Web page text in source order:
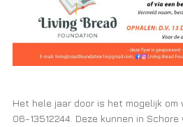
Het hele jaar door is het mogelijk
06-13512244. Deze kunnen in Schore